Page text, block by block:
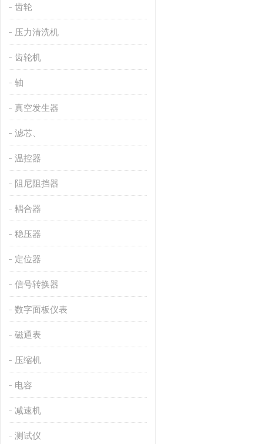
齿轮
压力清洗机
齿轮机
轴
真空发生器
滤芯、
温控器
阻尼阻挡器
耦合器
稳压器
定位器
信号转换器
数字面板仪表
磁通表
压缩机
电容
减速机
测试仪